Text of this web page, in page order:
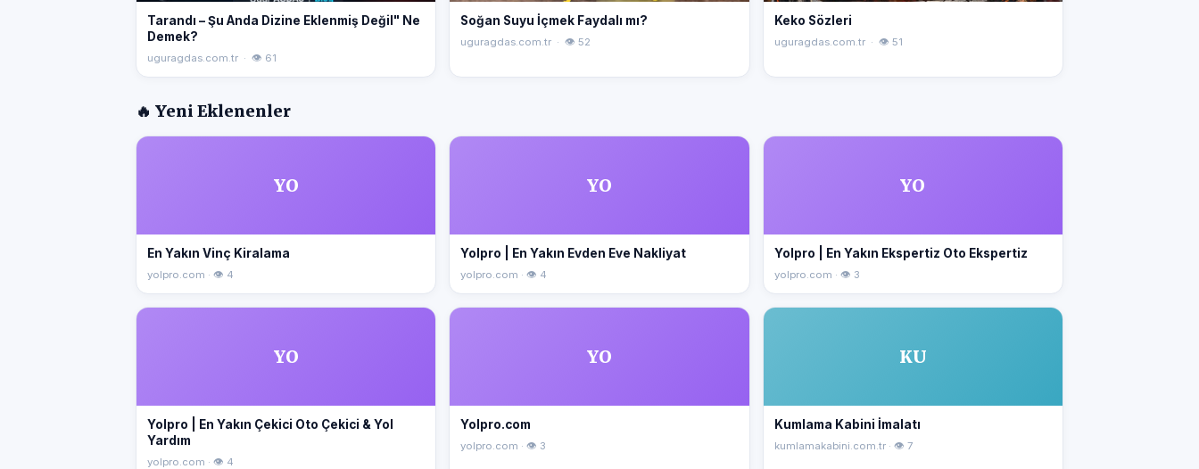
Tarandı – Şu Anda Dizine Eklenmiş Değil" Ne
Demek?
uguragdas.com.tr · 👁 61
Soğan Suyu İçmek Faydalı mı?
uguragdas.com.tr · 👁 52
Keko Sözleri
uguragdas.com.tr · 👁 51
🔥 Yeni Eklenenler
YO
En Yakın Vinç Kiralama
yolpro.com · 👁 4
YO
Yolpro | En Yakın Evden Eve Nakliyat
yolpro.com · 👁 4
YO
Yolpro | En Yakın Ekspertiz Oto Ekspertiz
yolpro.com · 👁 3
YO
Yolpro | En Yakın Çekici Oto Çekici & Yol
Yardım
yolpro.com · 👁 4
YO
Yolpro.com
yolpro.com · 👁 3
KU
Kumlama Kabini İmalatı
kumlamakabini.com.tr · 👁 7